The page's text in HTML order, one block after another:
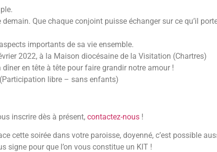
demain. Que chaque conjoint puisse échanger sur ce qu’il
importants de sa vie ensemble.
2022, à la Maison diocésaine de la Visitation (Chartres)
en tête à tête pour faire grandir notre amour !
(Participation libre – sans enfants)
inscrire dès à présent, contactez-nous!
cette soirée dans votre paroisse, doyenné, c’est possible
signe pour que l’on vous constitue un KIT !